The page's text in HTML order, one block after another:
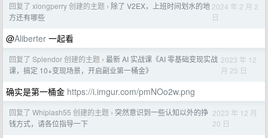
回复了 xiongperry 创建的主题 › 除了 V2EX，上班时间划水的地
方还有哪些
2024 年 2 月 2
日
@Aliberter 一起看
回复了 Splendor 创建的主题 › 最新 AI 实战课《AI 零基础变现实战
课，搞定 10+变现场景，开启副业第一桶金》
2023 年 12
月 25 日
确实是第一桶金 https://i.imgur.com/pmNOo2w.png
回复了 Whiplash55 创建的主题 › 突然意识到一些认知以外的挣
钱方式，请各位指导一下
2023 年 12 月
20 日